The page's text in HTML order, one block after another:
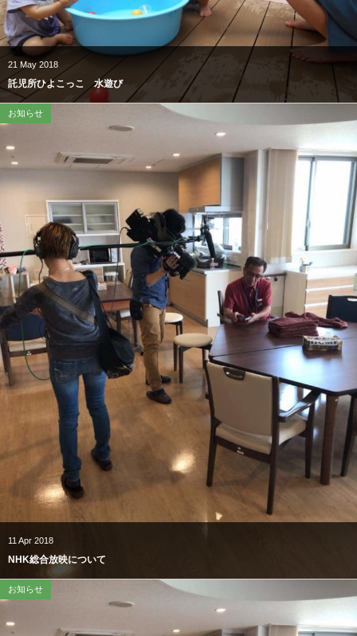
21 May 2018
託児所ひよこっこ 水遊び
お知らせ
11 Apr 2018
NHK総合放映について
お知らせ